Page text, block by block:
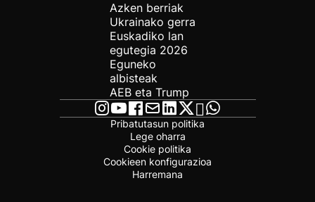
Azken berriak
Ukrainako gerra
Euskadiko lan
egutegia 2026
Eguneko
albisteak
AEB eta Trump
Pribatutasun politika
Lege oharra
Cookie politika
Cookieen konfigurazioa
Harremana